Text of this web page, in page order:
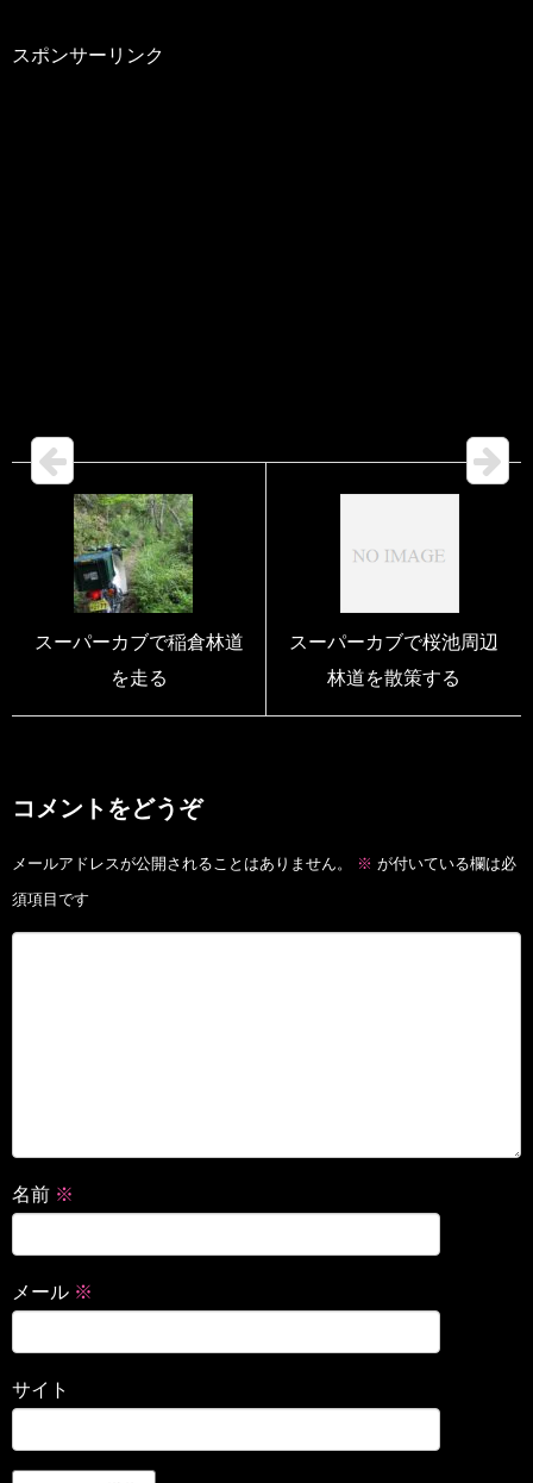
スポンサーリンク
スーパーカブで稲倉林道
を走る
スーパーカブで桜池周辺
林道を散策する
コメントをどうぞ
メールアドレスが公開されることはありません。 ※ が付いている欄は必
須項目です
名前 ※
メール ※
サイト